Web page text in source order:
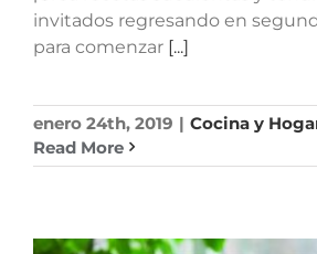
invitados regresando en
para comenzar [...]
enero 24th, 2019 | Cocina y
Read More